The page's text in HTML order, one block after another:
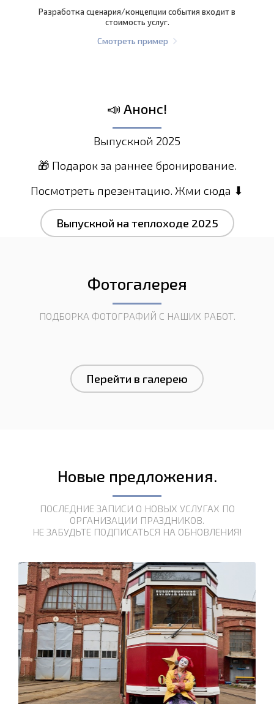
Разработка сценария/концепции события входит в
стоимость услуг.
Смотреть пример
📣 Анонс!
Выпускной 2025
🎁 Подарок за раннее бронирование.
Посмотреть презентацию. Жми сюда ⬇
Выпускной на теплоходе 2025
Фотогалерея
ПОДБОРКА ФОТОГРАФИЙ С НАШИХ РАБОТ.
Перейти в галерею
Новые предложения.
ПОСЛЕДНИЕ ЗАПИСИ О НОВЫХ УСЛУГАХ ПО
ОРГАНИЗАЦИИ ПРАЗДНИКОВ.
НЕ ЗАБУДЬТЕ ПОДПИСАТЬСЯ НА ОБНОВЛЕНИЯ!